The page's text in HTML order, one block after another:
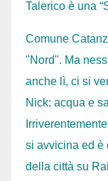
Talerico è una
Comune
"Nord". Ma
anche lì, ci si
Nick: acqua e
si avvicina ed è
della città su